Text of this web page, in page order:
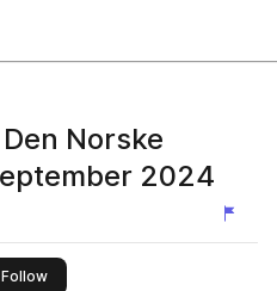
Norske
2024
Followthis publisher